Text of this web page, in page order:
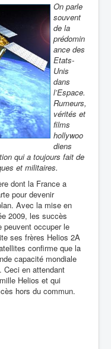
On parle
souvent
de la
prédomin
ance des
Etats-
Unis
dans
l’Espace.
Rumeurs,
vérités et
films
hollywoo
diens
qui a toujours fait de
et militaires.
dont la France a
pour devenir
Avec la mise en
2009, les succès
peuvent occuper le
ses frères Helios 2A
confirme que la
capacité mondiale
Ceci en attendant
Helios et qui
hors du commun.